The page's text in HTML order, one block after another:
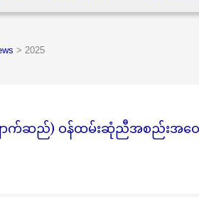
> 2025
က်ဆည်) ဝန်ထမ်းဆုံညီအစည်းအဝေး